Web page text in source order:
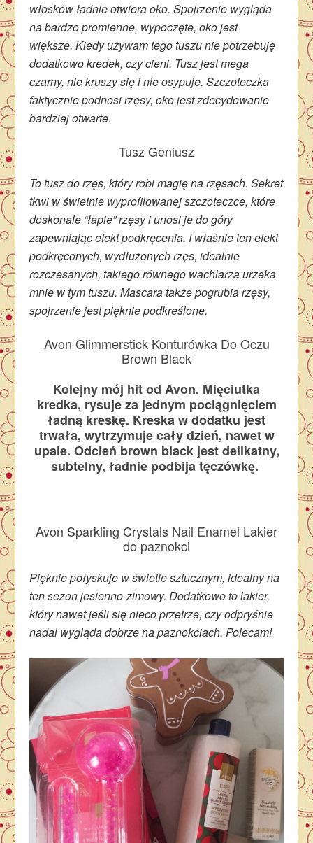
włosków ładnie otwiera oko. Spojrzenie wygląda
na bardzo promienne, wypoczęte, oko jest
większe. Kiedy używam tego tuszu nie potrzebuję
dodatkowo kredek, czy cieni. Tusz jest mega
czarny, nie kruszy się i nie osypuje. Szczoteczka
faktycznie podnosi rzęsy, oko jest zdecydowanie
bardziej otwarte.
Tusz Geniusz
To tusz do rzęs, który robi magię na rzęsach. Sekret
tkwi w świetnie wyprofilowanej szczoteczce, które
doskonale “łapie” rzęsy i unosi je do góry
zapewniając efekt podkręcenia. I właśnie ten efekt
podkręconych, wydłużonych rzęs, idealnie
rozczesanych, takiego równego wachlarza urzeka
mnie w tym tuszu. Mascara także pogrubia rzęsy,
spojrzenie jest pięknie podkreślone.
Avon Glimmerstick Konturówka Do Oczu
Brown Black
Kolejny mój hit od Avon. Mięciutka
kredka, rysuje za jednym pociągnięciem
ładną kreskę. Kreska w dodatku jest
trwała, wytrzymuje cały dzień, nawet w
upale. Odcień brown black jest delikatny,
subtelny, ładnie podbija tęczówkę.
Avon Sparkling Crystals Nail Enamel Lakier
do paznokci
Pięknie połyskuje w świetle sztucznym, idealny na
ten sezon jesienno-zimowy. Dodatkowo to lakier,
który nawet jeśli się nieco przetrze, czy odpryśnie
nadal wygląda dobrze na paznokciach. Polecam!